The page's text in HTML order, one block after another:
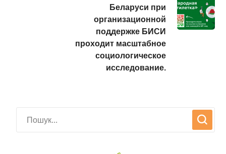
Беларуси при
организационной
поддержке БИСИ
проходит масштабное
социологическое
исследование.